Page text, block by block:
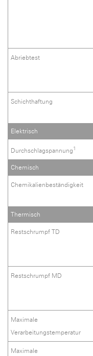
Abriebtest
Schichthaftung
Elektrisch
Durchschlagspannung1
Chemisch
Chemikalienbeständigkeit
Thermisch
Restschrumpf TD
Restschrumpf MD
Maximale
Verarbeitungstemperatur
Maximale